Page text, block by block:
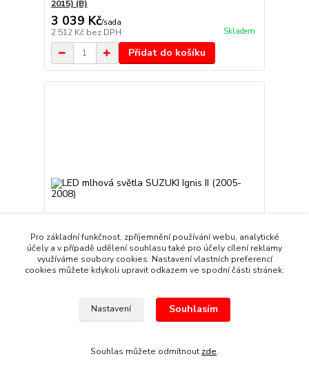
2015) (B)
3 039 Kč/sada
2 512 Kč bez DPH Skladem
Přidat do košíku
LED mlhová světla SUZUKI Ignis II (2005-2008)
3 039 Kč
Přidat do košíku
Pro základní funkčnost, zpříjemnění používání webu, analytické
účely a v případě udělení souhlasu také pro účely cílení reklamy
využíváme soubory cookies. Nastavení vlastních preferencí
cookies můžete kdykoli upravit odkazem ve spodní části stránek.
Nastavení Souhlasím
Souhlas můžete odmítnout zde.